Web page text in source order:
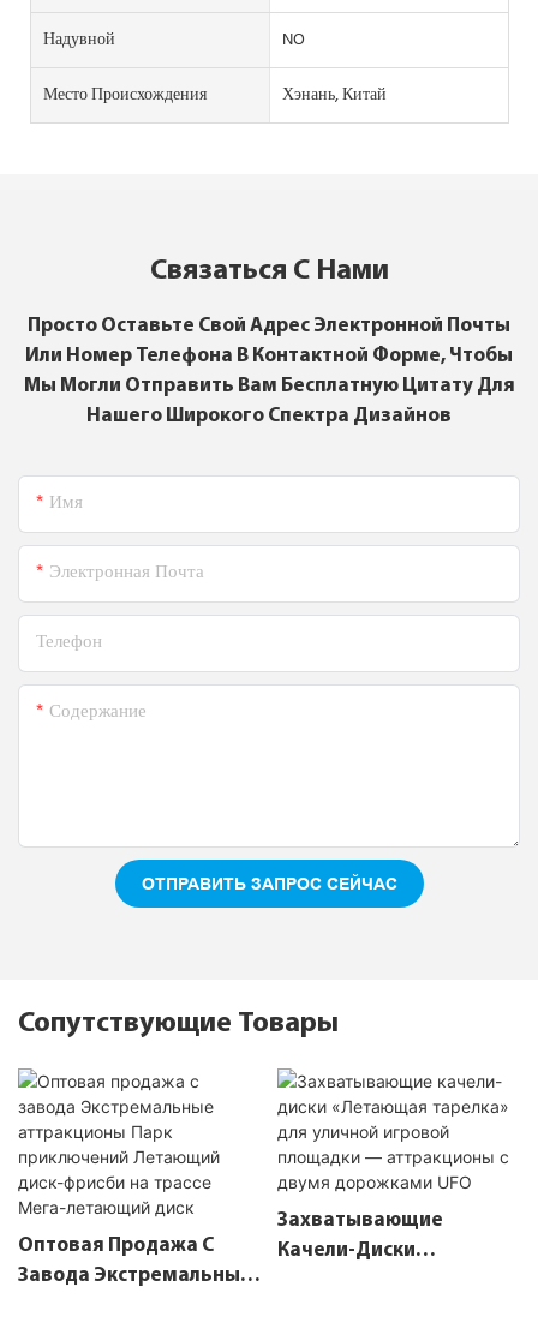
Надувной
NO
Место Происхождения
Хэнань, Китай
Связаться С Нами
Просто Оставьте Свой Адрес Электронной Почты
Или Номер Телефона В Контактной Форме, Чтобы
Мы Могли Отправить Вам Бесплатную Цитату Для
Нашего Широкого Спектра Дизайнов
Имя
Электронная Почта
Телефон
Содержание
ОТПРАВИТЬ ЗАПРОС СЕЙЧАС
Сопутствующие Товары
Оптовая Продажа С
Завода Экстремальные
Захватывающие
Качели-Диски